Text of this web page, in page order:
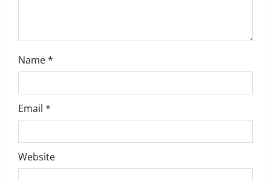
Name*
Email *
Website